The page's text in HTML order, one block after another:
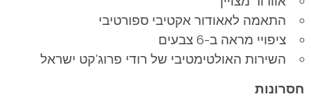
התאמה לאאודור אקטיבי ספורטיבי
ציפויי מראה ב-6 צבעים
השירות האולטימטיבי של רודי פרוג'קט ישראל
חסרונות